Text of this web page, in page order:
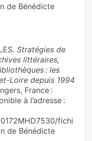
de Bénédicte
Stratégies de
littéraires,
: les
Loire depuis 1994
France :
à l’adresse :
fichi
de Bénédicte